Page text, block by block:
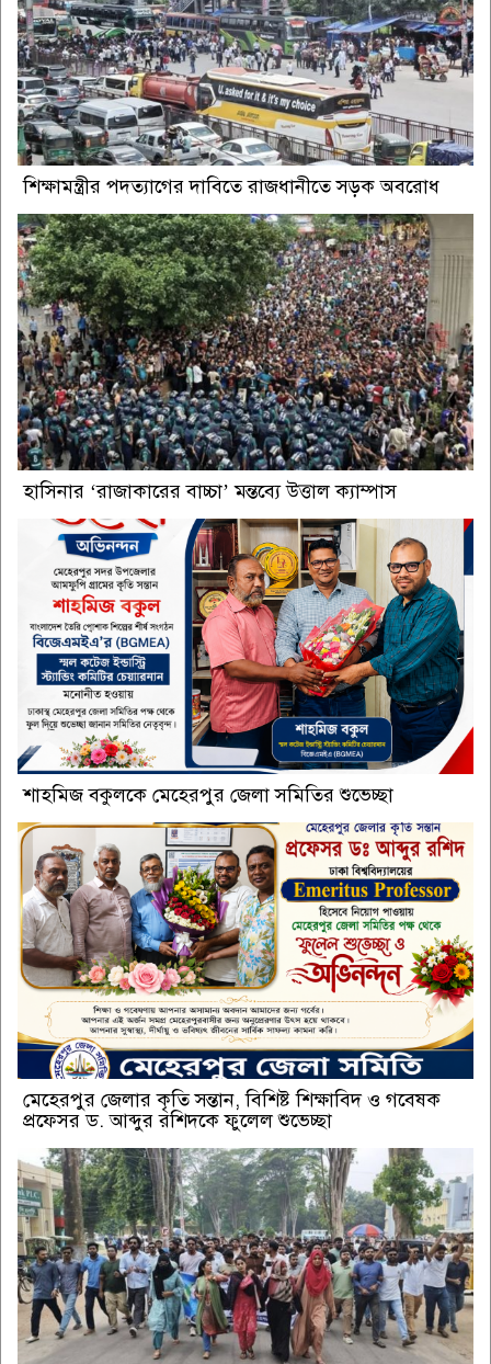
শিক্ষামন্ত্রীর পদত্যাগের দাবিতে রাজধানীতে সড়ক অবরোধ
হাসিনার ‘রাজাকারের বাচ্চা’ মন্তব্যে উত্তাল ক্যাম্পাস
শাহমিজ বকুলকে মেহেরপুর জেলা সমিতির শুভেচ্ছা
মেহেরপুর জেলার কৃতি সন্তান, বিশিষ্ট শিক্ষাবিদ ও গবেষক
প্রফেসর ড. আব্দুর রশিদকে ফুলেল শুভেচ্ছা